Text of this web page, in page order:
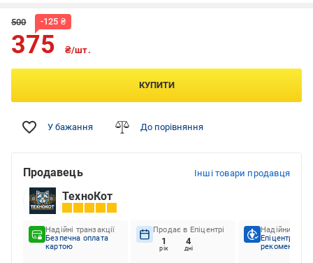
500 -125 ₴
375 ₴/шт.
КУПИТИ
У бажання До порівняння
Продавець Інші товари продавця
ТехноКот
Надійні транзакції
Безпечна оплата
картою
Продає в Епіцентрі
1
рік
4
дні
Надійний
Епіцентр
рекомендує